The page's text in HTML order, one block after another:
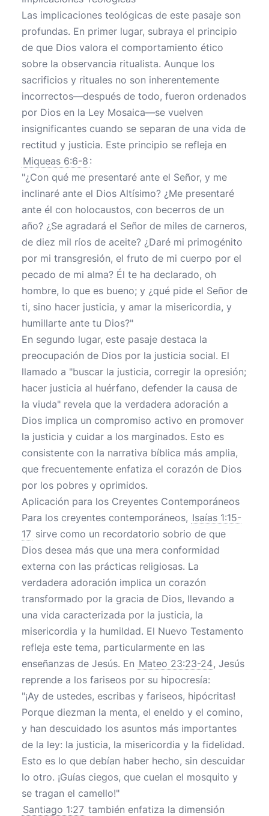
Las implicaciones teológicas de este pasaje son
profundas. En primer lugar, subraya el principio
de que Dios valora el comportamiento ético
sobre la observancia ritualista. Aunque los
sacrificios y rituales no son inherentemente
incorrectos—después de todo, fueron ordenados
por Dios en la Ley Mosaica—se vuelven
insignificantes cuando se separan de una vida de
rectitud y justicia. Este principio se refleja en
Miqueas 6:6-8 :
"¿Con qué me presentaré ante el Señor, y me
inclinaré ante el Dios Altísimo? ¿Me presentaré
ante él con holocaustos, con becerros de un
año? ¿Se agradará el Señor de miles de carneros,
de diez mil ríos de aceite? ¿Daré mi primogénito
por mi transgresión, el fruto de mi cuerpo por el
pecado de mi alma? Él te ha declarado, oh
hombre, lo que es bueno; y ¿qué pide el Señor de
ti, sino hacer justicia, y amar la misericordia, y
humillarte ante tu Dios?"
En segundo lugar, este pasaje destaca la
preocupación de Dios por la justicia social. El
llamado a "buscar la justicia, corregir la opresión;
hacer justicia al huérfano, defender la causa de
la viuda" revela que la verdadera adoración a
Dios implica un compromiso activo en promover
la justicia y cuidar a los marginados. Esto es
consistente con la narrativa bíblica más amplia,
que frecuentemente enfatiza el corazón de Dios
por los pobres y oprimidos.
Aplicación para los Creyentes Contemporáneos
Para los creyentes contemporáneos, Isaías 1:15-
17 sirve como un recordatorio sobrio de que
Dios desea más que una mera conformidad
externa con las prácticas religiosas. La
verdadera adoración implica un corazón
transformado por la gracia de Dios, llevando a
una vida caracterizada por la justicia, la
misericordia y la humildad. El Nuevo Testamento
refleja este tema, particularmente en las
enseñanzas de Jesús. En Mateo 23:23-24, Jesús
reprende a los fariseos por su hipocresía:
"¡Ay de ustedes, escribas y fariseos, hipócritas!
Porque diezman la menta, el eneldo y el comino,
y han descuidado los asuntos más importantes
de la ley: la justicia, la misericordia y la fidelidad.
Esto es lo que debían haber hecho, sin descuidar
lo otro. ¡Guías ciegos, que cuelan el mosquito y
se tragan el camello!"
Santiago 1:27 también enfatiza la dimensión